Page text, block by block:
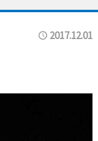
2017.12.01